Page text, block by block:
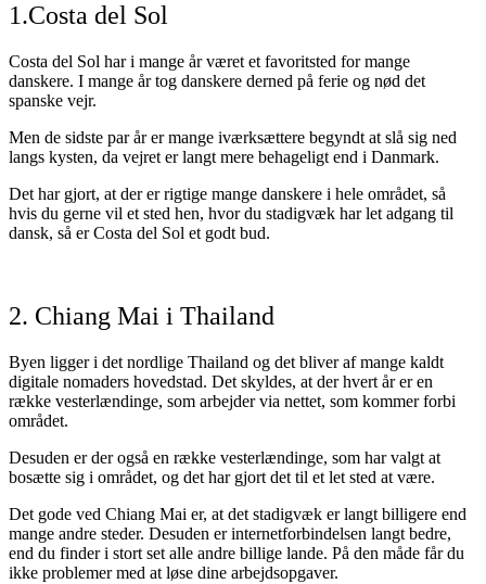
1.Costa del Sol
Costa del Sol har i mange år været et favoritsted for mange
danskere. I mange år tog danskere derned på ferie og nød det
spanske vejr.
Men de sidste par år er mange iværksættere begyndt at slå sig ned
langs kysten, da vejret er langt mere behageligt end i Danmark.
Det har gjort, at der er rigtige mange danskere i hele området, så
hvis du gerne vil et sted hen, hvor du stadigvæk har let adgang til
dansk, så er Costa del Sol et godt bud.
2. Chiang Mai i Thailand
Byen ligger i det nordlige Thailand og det bliver af mange kaldt
digitale nomaders hovedstad. Det skyldes, at der hvert år er en
række vesterlændinge, som arbejder via nettet, som kommer forbi
området.
Desuden er der også en række vesterlændinge, som har valgt at
bosætte sig i området, og det har gjort det til et let sted at være.
Det gode ved Chiang Mai er, at det stadigvæk er langt billigere end
mange andre steder. Desuden er internetforbindelsen langt bedre,
end du finder i stort set alle andre billige lande. På den måde får du
ikke problemer med at løse dine arbejdsopgaver.